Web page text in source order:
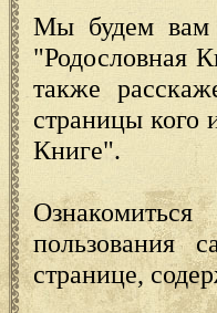
Мы будем вам
"Родословная
также
страницы кого
Книге".
пользования
странице,